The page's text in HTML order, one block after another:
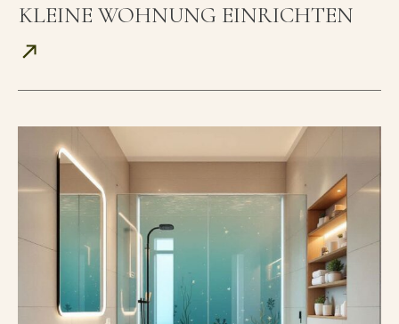
KLEINE WOHNUNG EINRICHTEN